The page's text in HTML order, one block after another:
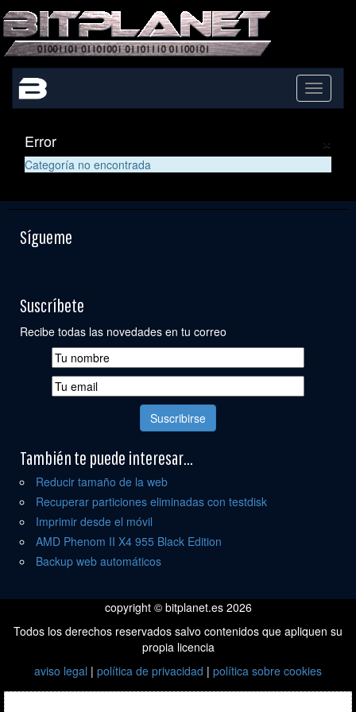
Toggle
×
Error
Categoría no encontrada
Sígueme
Suscríbete
Recibe todas las novedades en tu correo
También te puede interesar...
Reducir tamaño de la web
Recuperar particiones eliminadas con testdisk
Imprimir desde el móvil
AMD Phenom II X4 955 Black Edition
Backup web automáticos
copyright © bitplanet.es 2026
Todos los derechos reservados salvo contenidos que apliquen su
propia licencia
aviso legal | política de privacidad | política sobre cookies